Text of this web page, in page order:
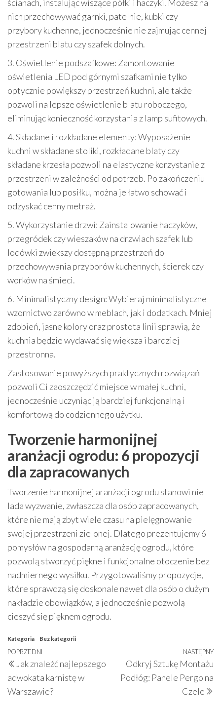
ścianach, instalując wiszące półki i haczyki. Możesz na
nich przechowywać garnki, patelnie, kubki czy
przybory kuchenne, jednocześnie nie zajmując cennej
przestrzeni blatu czy szafek dolnych.
3. Oświetlenie podszafkowe: Zamontowanie
oświetlenia LED pod górnymi szafkami nie tylko
optycznie powiększy przestrzeń kuchni, ale także
pozwoli na lepsze oświetlenie blatu roboczego,
eliminując konieczność korzystania z lamp sufitowych.
4. Składane i rozkładane elementy: Wyposażenie
kuchni w składane stoliki, rozkładane blaty czy
składane krzesła pozwoli na elastyczne korzystanie z
przestrzeni w zależności od potrzeb. Po zakończeniu
gotowania lub posiłku, można je łatwo schować i
odzyskać cenny metraż.
5. Wykorzystanie drzwi: Zainstalowanie haczyków,
przegródek czy wieszaków na drzwiach szafek lub
lodówki zwiększy dostępną przestrzeń do
przechowywania przyborów kuchennych, ścierek czy
worków na śmieci.
6. Minimalistyczny design: Wybieraj minimalistyczne
wzornictwo zarówno w meblach, jak i dodatkach. Mniej
zdobień, jasne kolory oraz prostota linii sprawią, że
kuchnia będzie wydawać się większa i bardziej
przestronna.
Zastosowanie powyższych praktycznych rozwiązań
pozwoli Ci zaoszczędzić miejsce w małej kuchni,
jednocześnie uczyniąc ją bardziej funkcjonalną i
komfortową do codziennego użytku.
Tworzenie harmonijnej
aranżacji ogrodu: 6 propozycji
dla zapracowanych
Tworzenie harmonijnej aranżacji ogrodu stanowi nie
lada wyzwanie, zwłaszcza dla osób zapracowanych,
które nie mają zbyt wiele czasu na pielęgnowanie
swojej przestrzeni zielonej. Dlatego prezentujemy 6
pomysłów na gospodarną aranżację ogrodu, które
pozwolą stworzyć piękne i funkcjonalne otoczenie bez
nadmiernego wysiłku. Przygotowaliśmy propozycje,
które sprawdzą się doskonale nawet dla osób o dużym
nakładzie obowiązków, a jednocześnie pozwolą
cieszyć się pięknem ogrodu.
Kategoria Bez kategorii
Nawigacja
wpisu
Poprzedni
wpis
POPRZEDNI
Jak znaleźć najlepszego
adwokata karnistę w
Warszawie?
NASTĘPNY
Odkryj Sztukę Montażu
Podłóg: Panele Pergo na
Czele